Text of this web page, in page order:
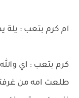
ام كرم بتعب : يلة
كرم بتعب : اي
طلعت امه من